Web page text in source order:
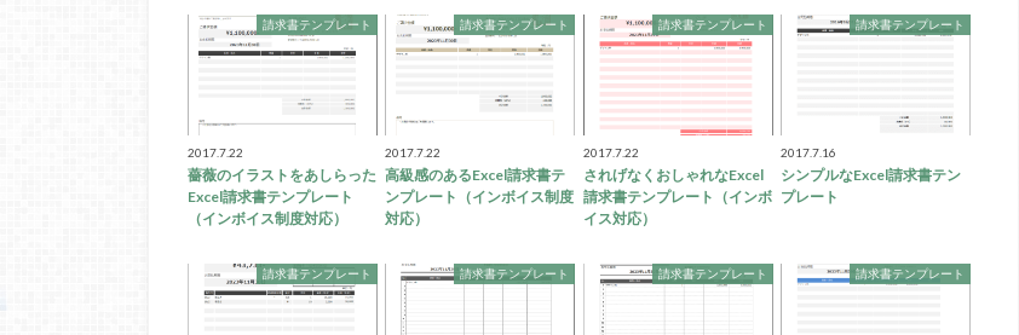
請求書テンプレート
2017.7.22
薔薇のイラストをあしらった
Excel請求書テンプレート
（インボイス制度対応）
請求書テンプレート
2017.7.22
高級感のあるExcel請求書テ
ンプレート（インボイス制度
対応）
請求書テンプレート
2017.7.22
されげなくおしゃれなExcel
請求書テンプレート（インボ
イス対応）
請求書テンプレート
2017.7.16
シンプルなExcel請求書テン
プレート
請求書テンプレート 請求書テンプレート 請求書テンプレート 請求書テンプレート